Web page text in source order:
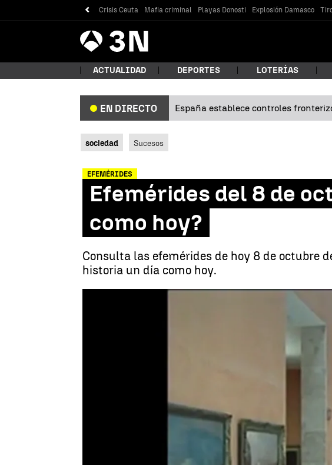
Crisis Ceuta Mafia criminal Playas Donosti Explosión Damasco
Antena
3 Noticias
ACTUALIDAD DEPORTES LOTERÍAS
EN DIRECTO España establece controles
sociedad Sucesos
EFEMÉRIDES
Efemérides del 8 de
como hoy?
Consulta las efemérides de hoy 8 de octubre
historia un día como hoy.